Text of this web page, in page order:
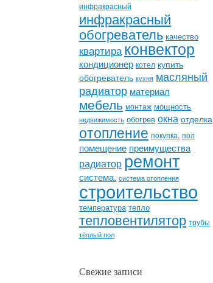
инфракрасный
инфракрасный
обогреватель качество
квартираконвектор
кондиционер котел купить
обогреватель кухня масляный
радиатор материал
мебель монтаж мощность
недвижимость обогрев окна отделка
отопление покупка. пол
помещение преимущества
радиаторремонт
система. система отопления
строительство
температура тепло
тепловентилятор трубы
тёплый пол
Свежие записи